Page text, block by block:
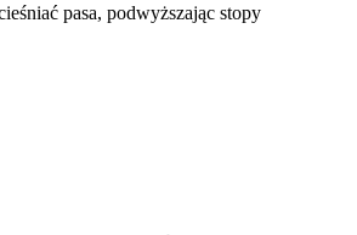
pasa, podwyższając stopy